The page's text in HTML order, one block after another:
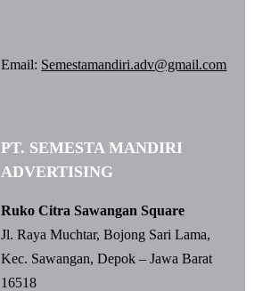
Email: Semestamandiri.adv@gmail.com
PT. SEMESTA MANDIRI
ADVERTISING
Ruko Citra Sawangan Square
Jl. Raya Muchtar, Bojong Sari Lama,
Kec. Sawangan, Depok – Jawa Barat
16518